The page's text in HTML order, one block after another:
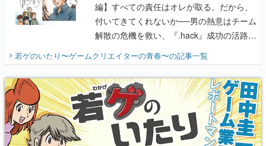
編】すべての責任はオレが取る。だから、
付いてきてくれないか──男の熱意はチーム
解散の危機を救い、『.hack』成功の活路を
開く。業界の快男児・松山 洋に流れる血は
『少年ジャンプ』色だった【若ゲのいた
り】
若ゲのいたり〜ゲームクリエイターの青春〜の記事一覧